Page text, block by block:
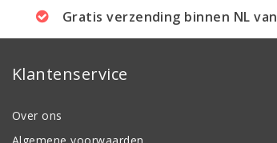
Gratis verzending binnen NL
Klantenservice
Over ons